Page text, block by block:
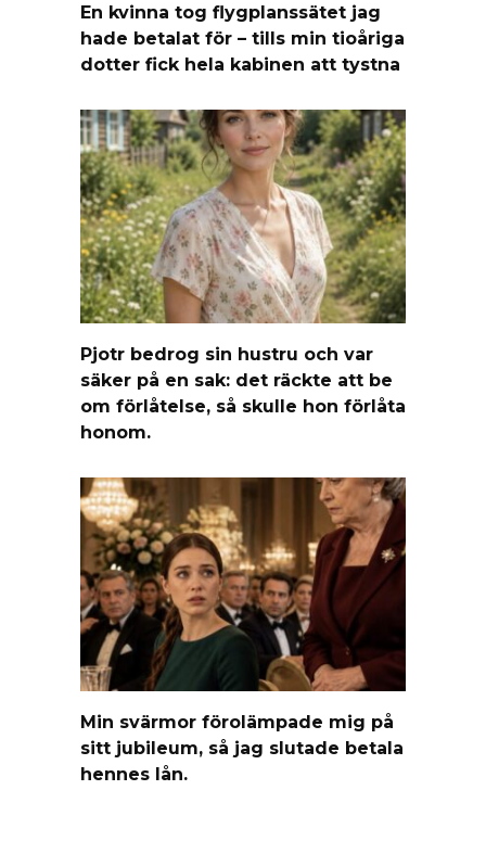
En kvinna tog flygplanssätet jag
hade betalat för – tills min tioåriga
dotter fick hela kabinen att tystna
Pjotr bedrog sin hustru och var
säker på en sak: det räckte att be
om förlåtelse, så skulle hon förlåta
honom.
Min svärmor förolämpade mig på
sitt jubileum, så jag slutade betala
hennes lån.